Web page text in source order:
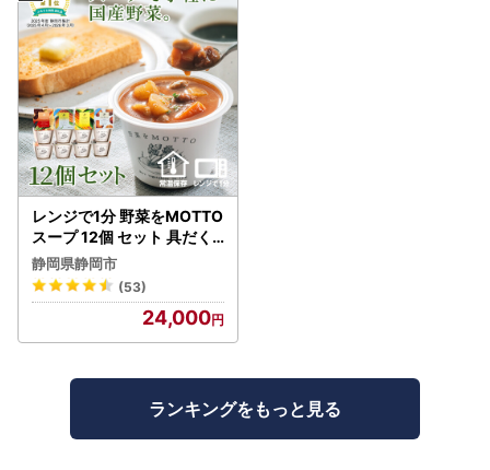
レンジで1分 野菜をMOTTO
スープ 12個 セット 具だく
さんスープ 朝食 惣菜 国産
野菜 常温保存
静岡県静岡市
(53)
24,000
ランキングをもっと見る